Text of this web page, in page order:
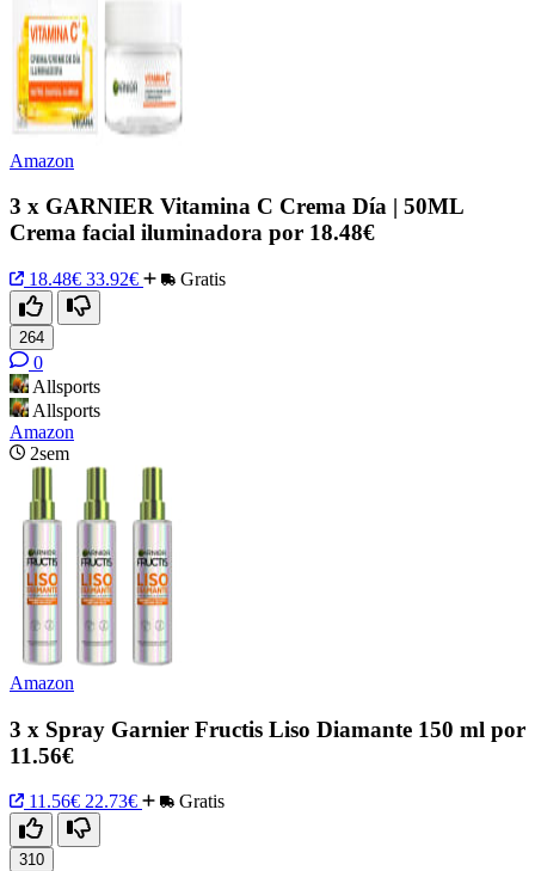
Amazon
3 x GARNIER Vitamina C Crema Día | 50ML
Crema facial iluminadora por 18.48€
18.48€ 33.92€ Gratis
264
0
Allsports
Allsports
Amazon
2sem
Amazon
3 x Spray Garnier Fructis Liso Diamante 150 ml por
11.56€
11.56€ 22.73€ Gratis
310